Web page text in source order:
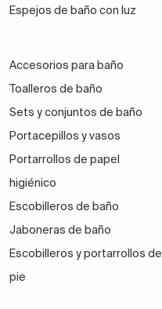
Espejos de baño con luz
Accesorios para baño
Toalleros de baño
Sets y conjuntos de baño
Portacepillos y vasos
Portarrollos de papel
higiénico
Escobilleros de baño
Jaboneras de baño
Escobilleros y portarrollos de
pie